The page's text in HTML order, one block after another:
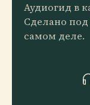
Аудиогид в
Сделано под
самом деле.